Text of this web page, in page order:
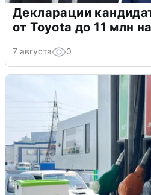
Декларации
от Toyota до 11 млн
7 августа 0